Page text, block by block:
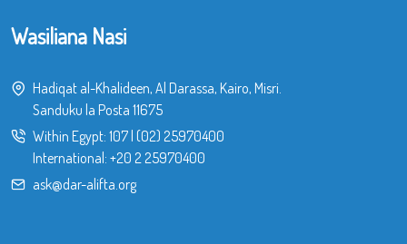
Wasiliana Nasi
Hadiqat al-Khalideen, Al Darassa, Kairo, Misri.
Sanduku la Posta 11675
Within Egypt: 107| (02) 25970400
International: +20 2 25970400
ask@dar-alifta.org